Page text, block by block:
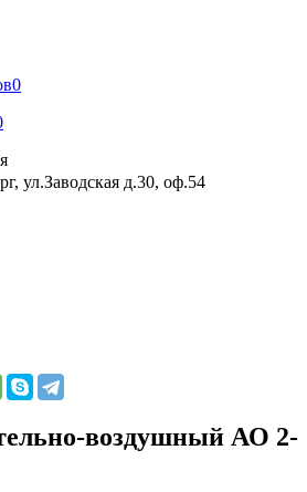
0
ул.Заводская д.30, оф.54
воздушный АО 2-